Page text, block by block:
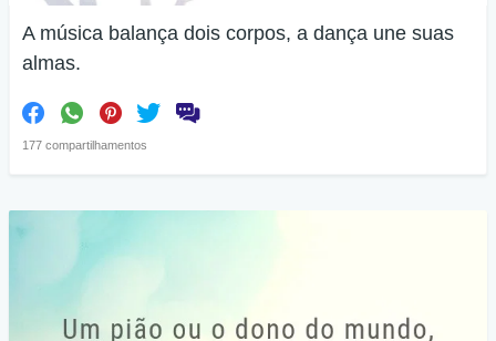
A música balança dois corpos, a dança une suas
almas.
177 compartilhamentos